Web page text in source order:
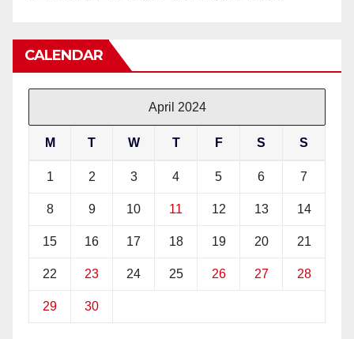
CALENDAR
April 2024
M T W T F S S
1 2 3 4 5 6 7
8 9 10 11 12 13 14
15 16 17 18 19 20 21
22 23 24 25 26 27 28
29 30